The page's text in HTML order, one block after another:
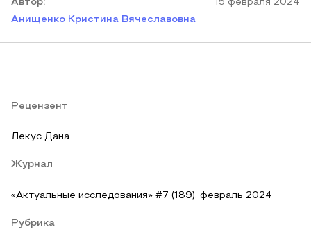
Автор:
Анищенко Кристина Вячеславовна
15 февраля 2024
Рецензент
Лекус Дана
Журнал
«Актуальные исследования» #7 (189), февраль 2024
Рубрика